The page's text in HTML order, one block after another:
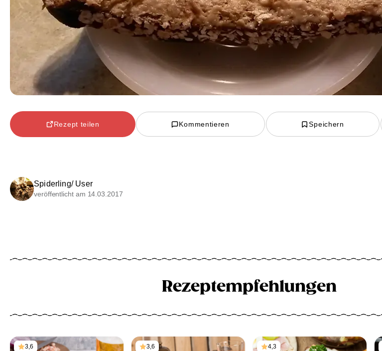
Rezept teilen Kommentieren Speichern
Spiderling/ User
veröffentlicht am 14.03.2017
Rezeptempfehlungen
3,6 3,6 4,3